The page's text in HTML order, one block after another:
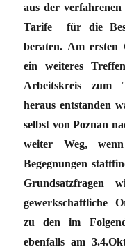
aus der
Tarife für die
beraten. Am ersten
ein weiteres
Arbeitskreis zum
heraus entstanden
selbst von Poznan
weiter Weg,
Begegnungen
Grundsatzfragen
gewerkschaftliche
zu den im
ebenfalls am